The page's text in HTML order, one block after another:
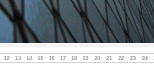
12 13 14 15 16 17 18 19 20 21 22 23 24